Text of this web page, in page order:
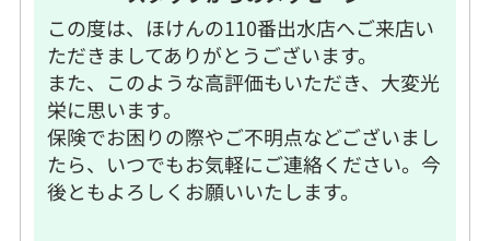
この度は、ほけんの110番出水店へご来店い
ただきましてありがとうございます。
また、このような高評価もいただき、大変光
栄に思います。
保険でお困りの際やご不明点などございまし
たら、いつでもお気軽にご連絡ください。今
後ともよろしくお願いいたします。